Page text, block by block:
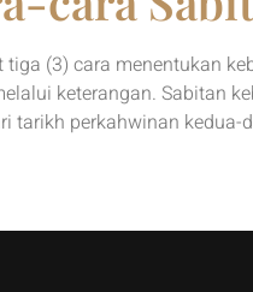
tiga (3) cara menentukan
keterangan. Sabitan
tarikh perkahwinan